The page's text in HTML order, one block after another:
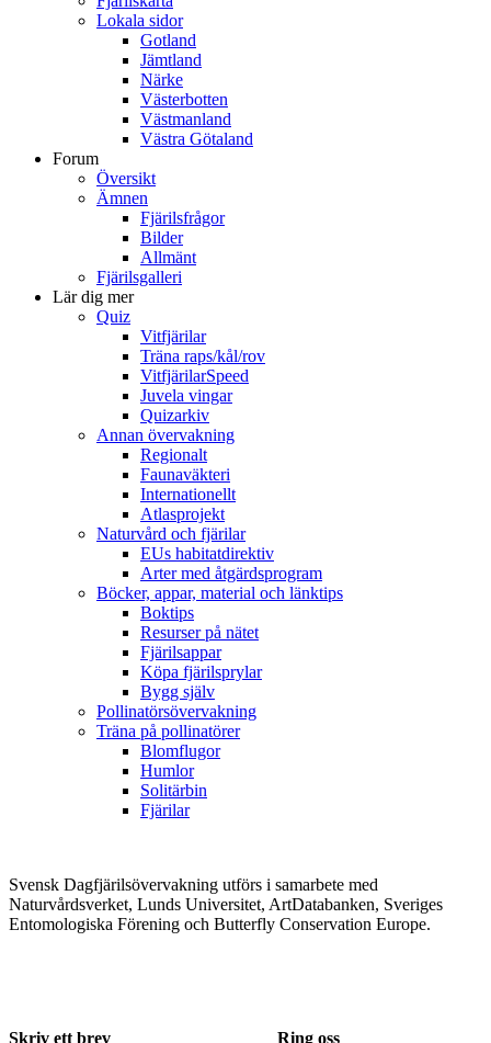
Lokala sidor
Gotland
Jämtland
Närke
Västerbotten
Västmanland
Västra Götaland
Forum
Översikt
Ämnen
Fjärilsfrågor
Bilder
Allmänt
Fjärilsgalleri
Lär dig mer
Quiz
Vitfjärilar
Träna raps/kål/rov
VitfjärilarSpeed
Juvela vingar
Quizarkiv
Annan övervakning
Regionalt
Faunaväkteri
Internationellt
Atlasprojekt
Naturvård och fjärilar
EUs habitatdirektiv
Arter med åtgärdsprogram
Böcker, appar, material och länktips
Boktips
Resurser på nätet
Fjärilsappar
Köpa fjärilsprylar
Bygg själv
Pollinatörsövervakning
Träna på pollinatörer
Blomflugor
Humlor
Solitärbin
Fjärilar
Svensk Dagfjärilsövervakning utförs i samarbete med
Naturvårdsverket, Lunds Universitet, ArtDatabanken, Sveriges
Entomologiska Förening och Butterfly Conservation Europe.
Skriv ett brev Ring oss